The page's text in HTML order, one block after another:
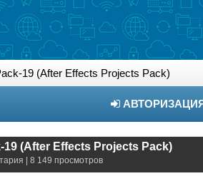
19 (After Effects Projects Pack)
19 (After Effects Projects Pack)
| 8 149 просмотров